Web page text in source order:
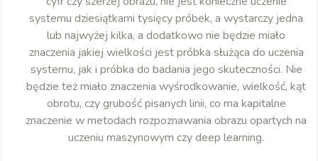
systemu dziesiątkami tysięcy próbek, a wystarczy jedna
lub najwyżej kilka, a dodatkowo nie będzie miało
znaczenia jakiej wielkości jest próbka służąca do uczenia
systemu, jak i próbka do badania jego skuteczności. Nie
będzie też miało znaczenia wyśrodkowanie, wielkość, kąt
obrotu, czy grubość pisanych linii, co ma kapitalne
znaczenie w metodach rozpoznawania obrazu opartych na
uczeniu maszynowym czy deep learning.